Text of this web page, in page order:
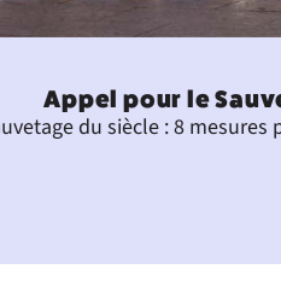
Appel pour le
du siècle : 8